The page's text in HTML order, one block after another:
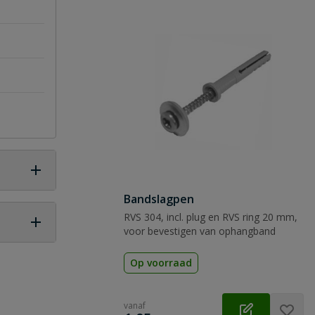
Bandslagpen
RVS 304, incl. plug en RVS ring 20 mm,
voor bevestigen van ophangband
Op voorraad
vanaf